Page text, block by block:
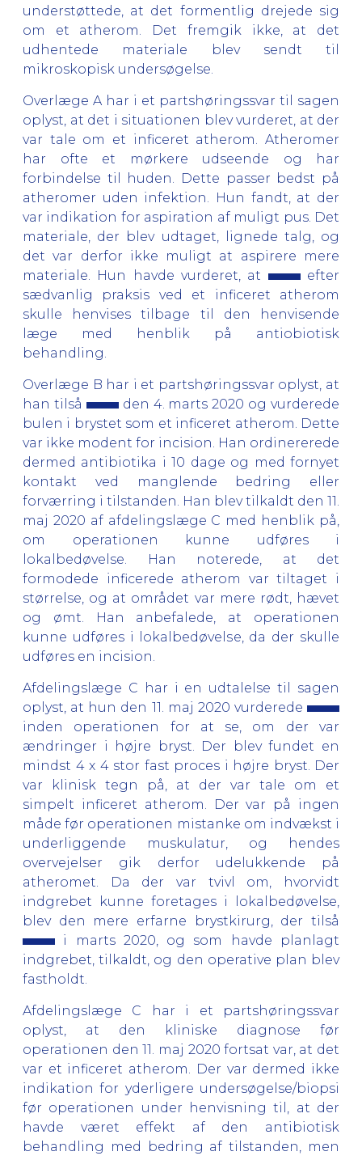
understøttede, at det formentlig drejede sig
om et atherom. Det fremgik ikke, at det
udhentede materiale blev sendt til
mikroskopisk undersøgelse.
Overlæge A har i et partshøringssvar til sagen
oplyst, at det i situationen blev vurderet, at der
var tale om et inficeret atherom. Atheromer
har ofte et mørkere udseende og har
forbindelse til huden. Dette passer bedst på
atheromer uden infektion. Hun fandt, at der
var indikation for aspiration af muligt pus. Det
materiale, der blev udtaget, lignede talg, og
det var derfor ikke muligt at aspirere mere
materiale. Hun havde vurderet, at
efter
sædvanlig praksis ved et inficeret atherom
skulle henvises tilbage til den henvisende
læge med henblik på antiobiotisk
behandling.
Overlæge B har i et partshøringssvar oplyst, at
han tilså
den 4. marts 2020 og vurderede
bulen i brystet som et inficeret atherom. Dette
var ikke modent for incision. Han ordinererede
dermed antibiotika i 10 dage og med fornyet
kontakt ved manglende bedring eller
forværring i tilstanden. Han blev tilkaldt den 11.
maj 2020 af afdelingslæge C med henblik på,
om operationen kunne udføres i
lokalbedøvelse. Han noterede, at det
formodede inficerede atherom var tiltaget i
størrelse, og at området var mere rødt, hævet
og ømt. Han anbefalede, at operationen
kunne udføres i lokalbedøvelse, da der skulle
udføres en incision.
Afdelingslæge C har i en udtalelse til sagen
oplyst, at hun den 11. maj 2020 vurderede
inden operationen for at se, om der var
ændringer i højre bryst. Der blev fundet en
mindst 4 x 4 stor fast proces i højre bryst. Der
var klinisk tegn på, at der var tale om et
simpelt inficeret atherom. Der var på ingen
måde før operationen mistanke om indvækst i
underliggende muskulatur, og hendes
overvejelser gik derfor udelukkende på
atheromet. Da der var tvivl om, hvorvidt
indgrebet kunne foretages i lokalbedøvelse,
blev den mere erfarne brystkirurg, der tilså
i marts 2020, og som havde planlagt
indgrebet, tilkaldt, og den operative plan blev
fastholdt.
Afdelingslæge C har i et partshøringssvar
oplyst, at den kliniske diagnose før
operationen den 11. maj 2020 fortsat var, at det
var et inficeret atherom. Der var dermed ikke
indikation for yderligere undersøgelse/biopsi
før operationen under henvisning til, at der
havde været effekt af den antibiotisk
behandling med bedring af tilstanden, men